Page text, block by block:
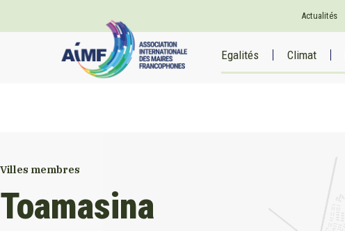
Actualités
Egalités Climat
Villes membres
Toamasina